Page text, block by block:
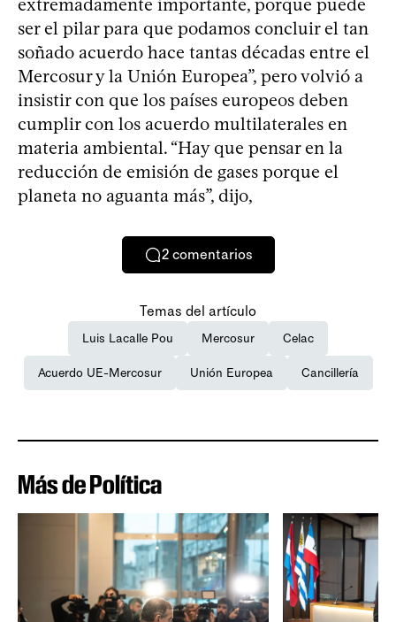
ser el pilar para que podamos concluir el tan
soñado acuerdo hace tantas décadas entre el
Mercosur y la Unión Europea”, pero volvió a
insistir con que los países europeos deben
cumplir con los acuerdo multilaterales en
materia ambiental. “Hay que pensar en la
reducción de emisión de gases porque el
planeta no aguanta más”, dijo,
2 comentarios
Temas del artículo
Luis Lacalle Pou Mercosur Celac
Acuerdo UE-Mercosur Unión Europea Cancillería
Más de Política